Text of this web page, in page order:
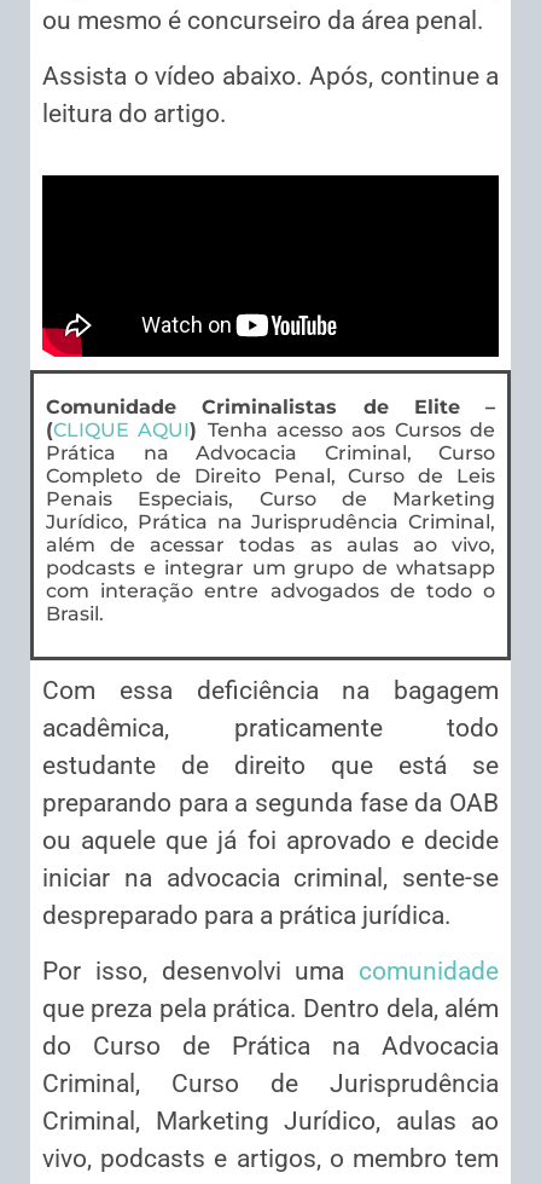
ou mesmo é concurseiro da área penal.
Assista o vídeo abaixo. Após, continue a
leitura do artigo.
Comunidade Criminalistas de Elite –
(CLIQUE AQUI) Tenha acesso aos Cursos de
Prática na Advocacia Criminal, Curso
Completo de Direito Penal, Curso de Leis
Penais Especiais, Curso de Marketing
Jurídico, Prática na Jurisprudência Criminal,
além de acessar todas as aulas ao vivo,
podcasts e integrar um grupo de whatsapp
com interação entre advogados de todo o
Brasil.
Com essa deficiência na bagagem
acadêmica, praticamente todo
estudante de direito que está se
preparando para a segunda fase da OAB
ou aquele que já foi aprovado e decide
iniciar na advocacia criminal, sente-se
despreparado para a prática jurídica.
Por isso, desenvolvi uma comunidade
que preza pela prática. Dentro dela, além
do Curso de Prática na Advocacia
Criminal, Curso de Jurisprudência
Criminal, Marketing Jurídico, aulas ao
vivo, podcasts e artigos, o membro tem